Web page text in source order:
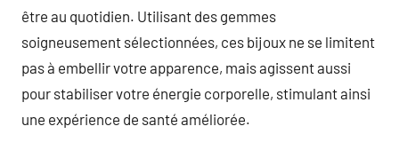
être au quotidien. Utilisant des gemmes
soigneusement sélectionnées, ces bijoux ne se limitent
pas à embellir votre apparence, mais agissent aussi
pour stabiliser votre énergie corporelle, stimulant ainsi
une expérience de santé améliorée.